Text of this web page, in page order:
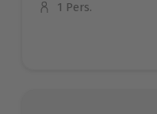
Anzahl der Teilnehmer
1 Pers.